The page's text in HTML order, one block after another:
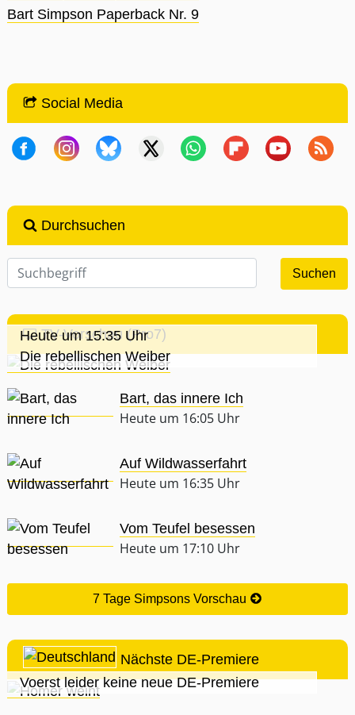
Bart Simpson Paperback Nr. 9
Social Media
Durchsuchen
TV-Vorschau (Pro7)
Heute um 15:35 Uhr
Die rebellischen Weiber
Bart, das innere Ich
Heute um 16:05 Uhr
Auf Wildwasserfahrt
Heute um 16:35 Uhr
Vom Teufel besessen
Heute um 17:10 Uhr
7 Tage Simpsons Vorschau
Nächste DE-Premiere
Voerst leider keine neue DE-Premiere